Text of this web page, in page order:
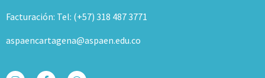
Facturación: Tel: (+57) 318 487 3771
aspaencartagena@aspaen.edu.co